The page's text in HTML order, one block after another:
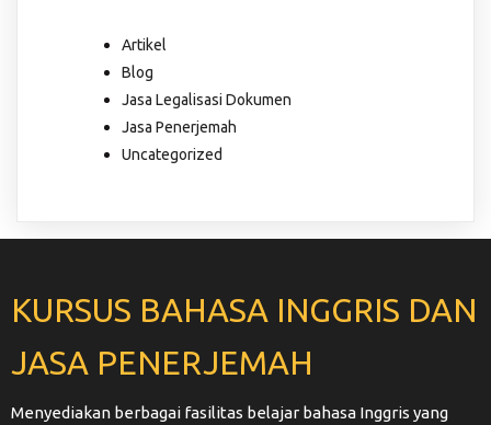
Artikel
Blog
Jasa Legalisasi Dokumen
Jasa Penerjemah
Uncategorized
KURSUS BAHASA INGGRIS DAN
JASA PENERJEMAH
Menyediakan berbagai fasilitas belajar bahasa Inggris yang